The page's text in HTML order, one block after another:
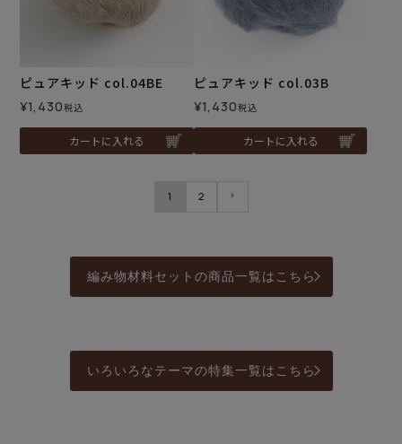
ピュアキッド col.04BE
¥1,430税込
カートに入れる
ピュアキッド col.03B
¥1,430税込
カートに入れる
1 2
編み物材料セットの商品一覧はこちら
いろいろなテーマの特集一覧はこちら